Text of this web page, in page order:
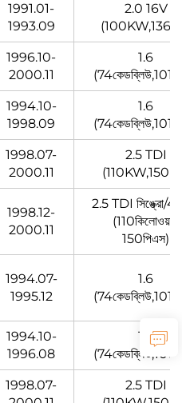
1991.01-
1993.09
2.0 16V
1996.10-
2000.11
1.6
1994.10-
1998.09
1.6
1998.07-
2000.11
2.5 TDI
1998.12-
2000.11
2.5 TDI সিঙ্ক্রো/
(110কিলোওয়াট,
150পিএস)
1994.07-
1995.12
1.6
1994.10-
1996.08
1.6
1998.07-
2.5 TDI